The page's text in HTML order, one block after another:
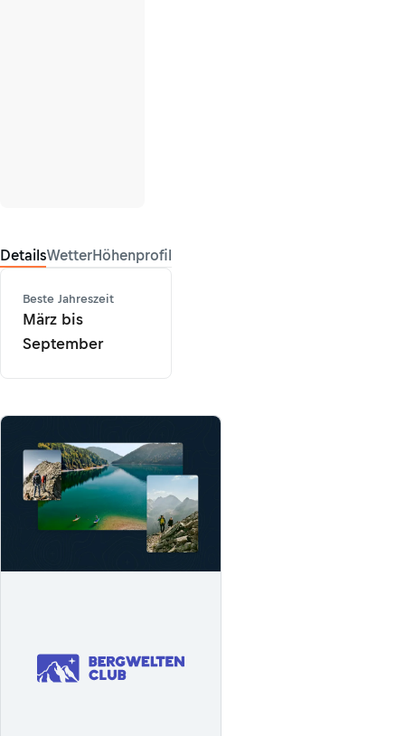
DetailsWetterHöhenprofil
Beste Jahreszeit
März bis
September